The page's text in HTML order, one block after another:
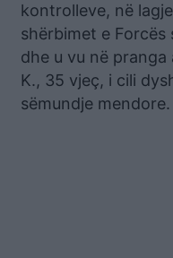
kontrolleve, në
shërbimet e Forcës
dhe u vu në
K., 35 vjeç, i cili
sëmundje mendore.